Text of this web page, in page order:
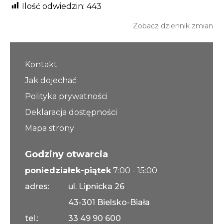
Ilość odwiedzin: 443
Zobacz dziennik zmian
Kontakt
Jak dojechać
Polityka prywatności
Deklaracja dostępności
Mapa strony
Godziny otwarcia
poniedziałek-piątek 7:00 - 15:00
adres:
ul. Lipnicka 26
43-301 Bielsko-Biała
tel.:
33 49 90 600